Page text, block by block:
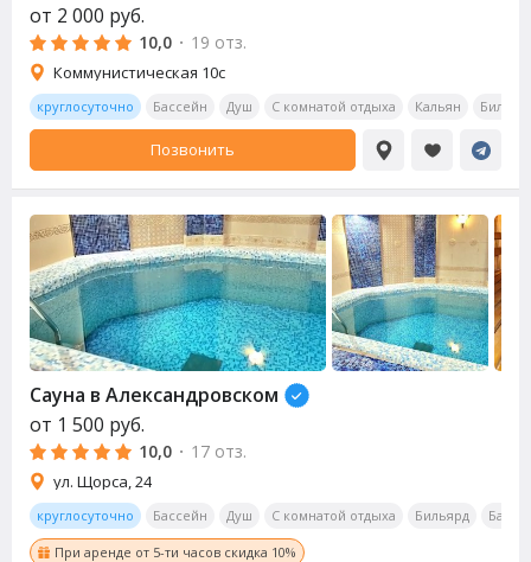
от 2 000 руб.
10,0 · 19 отз.
Коммунистическая 10с
круглосуточно Бассейн Душ С комнатой отдыха Кальян
Позвонить
Сауна в Александровском
от 1 500 руб.
10,0 · 17 отз.
ул. Щорса, 24
круглосуточно Бассейн Душ С комнатой отдыха Бильярд Бар
При аренде от 5-ти часов скидка 10%